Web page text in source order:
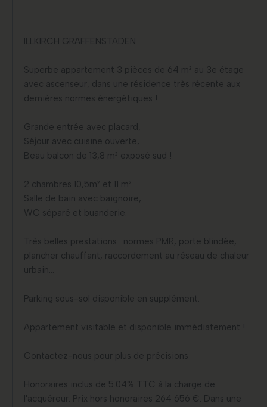
ILLKIRCH GRAFFENSTADEN
Superbe appartement 3 pièces de 64 m² au 3e étage
avec ascenseur, dans une résidence très récente aux
dernières normes énergétiques !
Grande entrée avec placard,
Séjour avec cuisine ouverte,
Beau balcon de 13,8 m² exposé sud !
2 chambres 10,5m² et 11 m²
Salle de bain avec baignoire,
WC séparé et buanderie.
Très belles prestations : normes PMR, porte blindée,
plancher chauffant, raccordement au réseau de chaleur
urbain...
Parking sous-sol disponible en supplément.
Appartement visitable et disponible immédiatement !
Contactez-nous pour plus de précisions
Honoraires inclus de 5.04% TTC à la charge de
l'acquéreur. Prix hors honoraires 264 656 €. Dans une